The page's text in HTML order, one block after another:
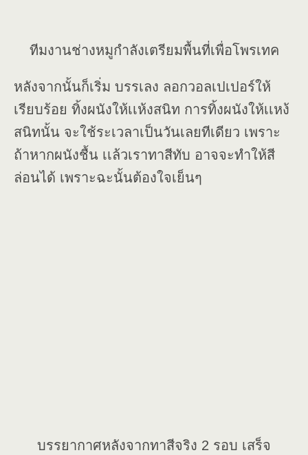
ทีมงานช่างหมูกำลังเตรียมพื้นที่เพื่อโพรเทค
หลังจากนั้นก็เริ่ม บรรเลง ลอกวอลเปเปอร์ให้
เรียบร้อย ทิ้งผนังให้เเห้งสนิท การทิ้งผนังให้เเหง้
สนิทนั้น จะใช้ระเวลาเป็นวันเลยทีเดียว เพราะ
ถ้าหากผนังชื้น เเล้วเราทาสีทับ อาจจะทำให้สี
ล่อนได้ เพราะฉะนั้นต้องใจเย็นๆ
บรรยากาศหลังจากทาสีจริง 2 รอบ เสร็จ